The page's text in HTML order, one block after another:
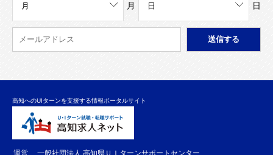
月 日
高知へのUIターンを支援する情報ポータルサイト
運営 一般社団法人 高知県ＵＩターンサポートセンター